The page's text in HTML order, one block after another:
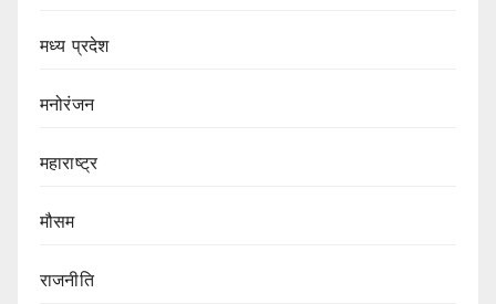
मध्य प्रदेश
मनोरंजन
महाराष्ट्र
मौसम
राजनीति